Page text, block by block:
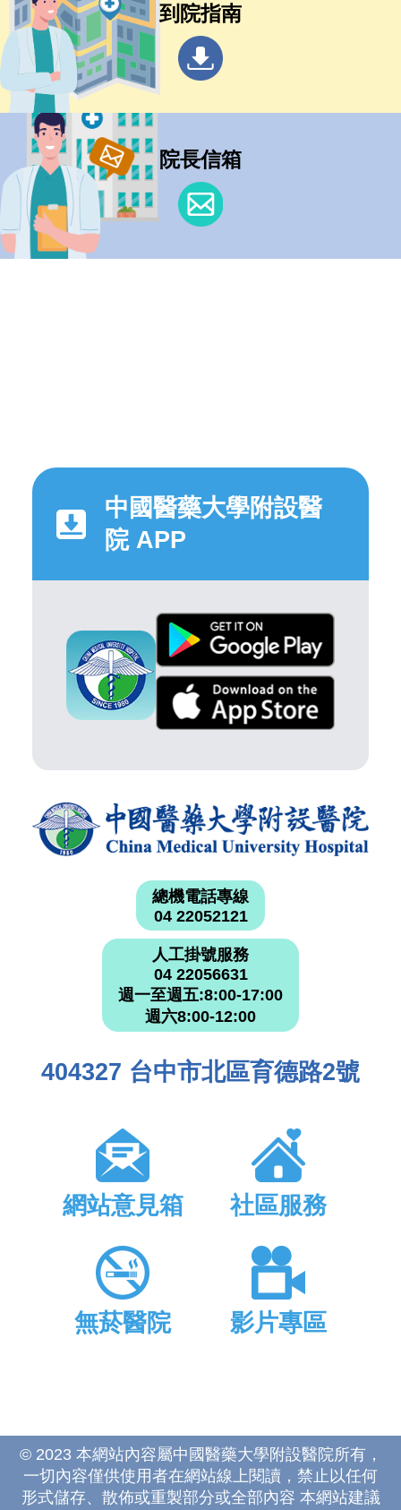
到院指南
院長信箱
中國醫藥大學附設醫
院 APP
總機電話專線
04 22052121
人工掛號服務
04 22056631
週一至週五:8:00-17:00
週六8:00-12:00
404327 台中市北區育德路2號
網站意見箱 社區服務
無菸醫院 影片專區
© 2023 本網站內容屬中國醫藥大學附設醫院所有，
一切內容僅供使用者在網站線上閱讀，禁止以任何
形式儲存、散佈或重製部分或全部內容 本網站建議